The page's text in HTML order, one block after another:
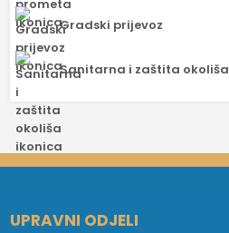
Gradski prijevoz
Sanitarna i zaštita okoliša
UPRAVNI ODJELI